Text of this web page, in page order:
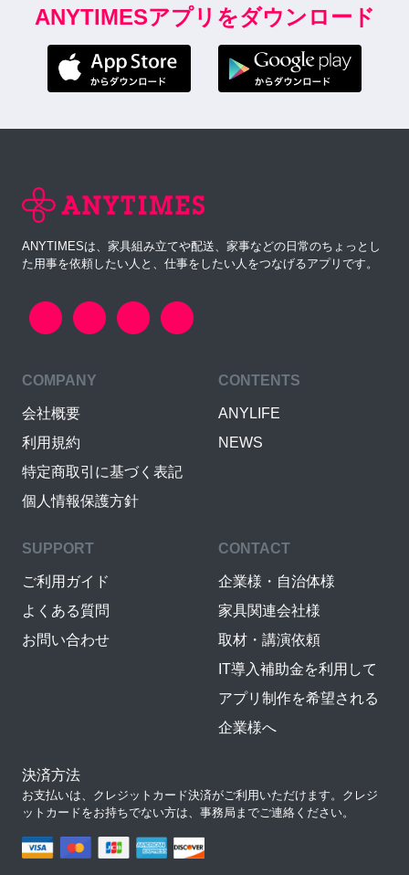
ANYTIMESアプリをダウンロード
ANYTIMESは、家具組み立てや配送、家事などの日常のちょっとし
た用事を依頼したい人と、仕事をしたい人をつなげるアプリです。
COMPANY
会社概要
利用規約
特定商取引に基づく表記
個人情報保護方針
CONTENTS
ANYLIFE
NEWS
SUPPORT
ご利用ガイド
よくある質問
お問い合わせ
CONTACT
企業様・自治体様
家具関連会社様
取材・講演依頼
IT導入補助金を利用して
アプリ制作を希望される
企業様へ
決済方法
お支払いは、クレジットカード決済がご利用いただけます。クレジ
ットカードをお持ちでない方は、事務局までご連絡ください。